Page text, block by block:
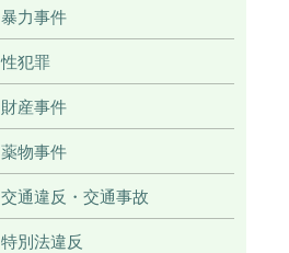
暴力事件
性犯罪
財産事件
薬物事件
交通違反・交通事故
特別法違反